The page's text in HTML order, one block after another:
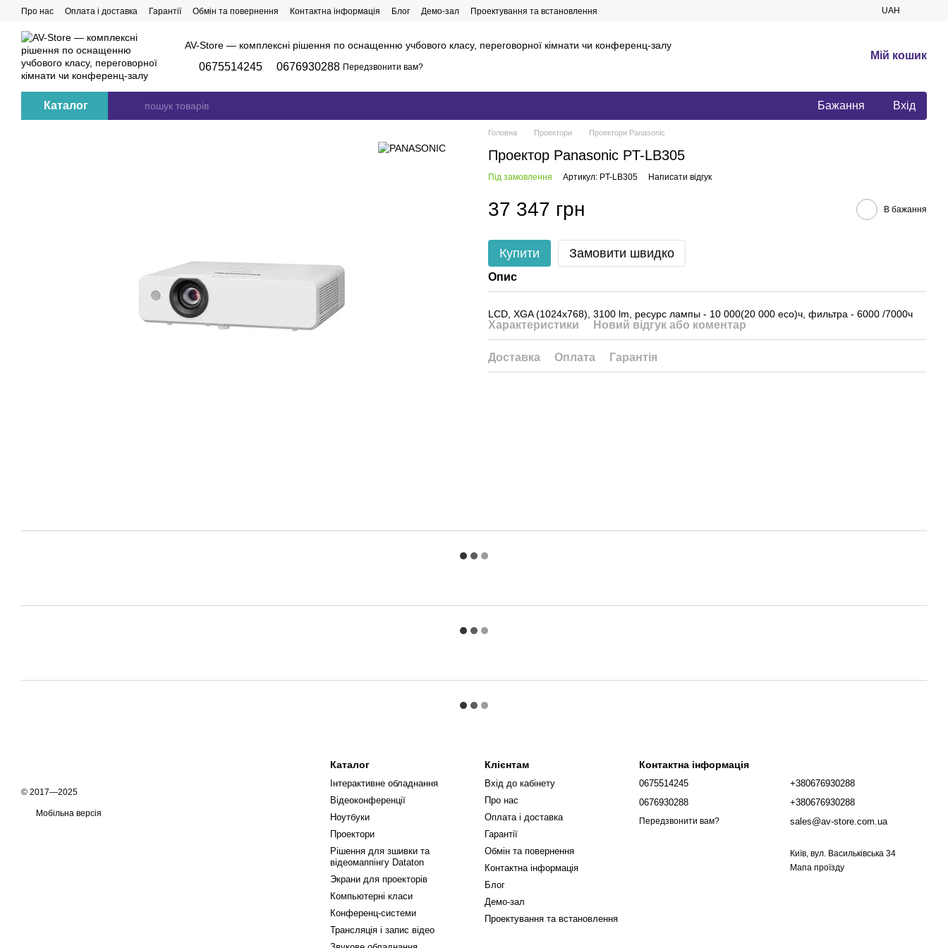
Перейти до основного контенту
Про нас Оплата і доставка Гарантії Обмін та повернення Контактна інформація Блог Демо-зал Проектування та встановлення UAH
AV-Store — комплексні рішення по оснащенню учбового класу, переговорної кімнати чи конференц-залу
0675514245 0676930288 Передзвонити вам?
Мій кошик
Каталог Бажання Вхід
Головна Проектори Проектори Panasonic
Проектор Panasonic PT-LB305
Під замовлення Артикул: PT-LB305 Написати відгук
37 347 грн В бажання
Купити Замовити швидко
Опис
LCD, XGA (1024x768), 3100 lm, ресурс лампы - 10 000(20 000 eco)ч, фильтра - 6000 /7000ч
Характеристики Новий відгук або коментар
Доставка Оплата Гарантія
© 2017—2025
Мобільна версія
Каталог
Інтерактивне обладнання
Відеоконференції
Ноутбуки
Проектори
Рішення для зшивки та
відеомаппінгу Dataton
Экрани для проекторів
Компьютерні класи
Конференц-системи
Трансляція і запис відео
Клієнтам
Вхід до кабінету
Про нас
Оплата і доставка
Гарантії
Обмін та повернення
Контактна інформація
Блог
Демо-зал
Проектування та встановлення
Контактна інформація
0675514245
0676930288
Передзвонити вам?
+380676930288
+380676930288
sales@av-store.com.ua
Київ, вул. Васильківська 34
Мапа проїзду